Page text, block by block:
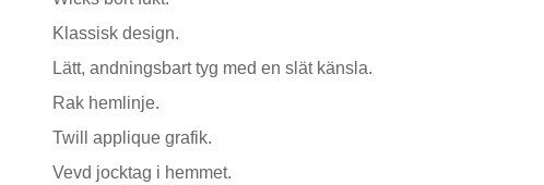
Klassisk design.
Lätt, andningsbart tyg med en slät känsla.
Rak hemlinje.
Twill applique grafik.
Vevd jocktag i hemmet.